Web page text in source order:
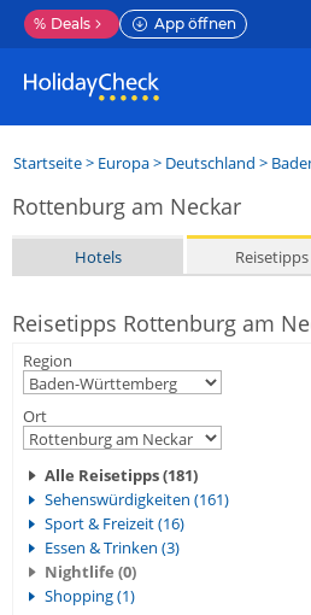
% Deals App öffnen
Startseite> Europa> Deutschland >
Rottenburg am Neckar
Hotels Reisetipps
Reisetipps Rottenburg am
Region
Ort
Alle Reisetipps (181)
Sehenswürdigkeiten (161)
Sport & Freizeit (16)
Essen & Trinken (3)
Nightlife (0)
Shopping (1)